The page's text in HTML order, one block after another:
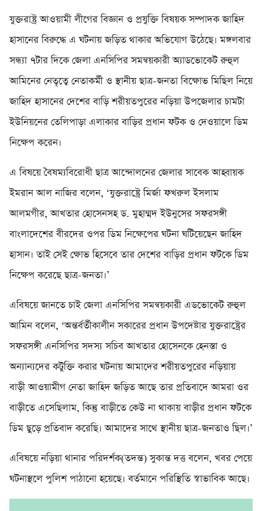
যুক্তরাষ্ট্র আওয়ামী লীগের বিজ্ঞান ও প্রযুক্তি বিষয়ক সম্পাদক জাহিদ
হাসানের বিরুদ্ধে এ ঘটনায় জড়িত থাকার অভিযোগ উঠেছে। মঙ্গলবার
সন্ধ্যা ৭টার দিকে জেলা এনসিপির সমন্বয়কারী অ্যাডভোকেট রুহুল
আমিনের নেতৃত্বে নেতাকর্মী ও স্থানীয় ছাত্র-জনতা বিক্ষোভ মিছিল নিয়ে
জাহিদ হাসানের দেশের বাড়ি শরীয়তপুরের নড়িয়া উপজেলার চামটা
ইউনিয়নের তেলিপাড়া এলাকার বাড়ির প্রধান ফটক ও দেওয়ালে ডিম
নিক্ষেপ করেন।
এ বিষয়ে বৈষম্যবিরোধী ছাত্র আন্দোলনের জেলার সাবেক আহ্বায়ক
ইমরান আল নাজির বলেন, ‌‘যুক্তরাষ্ট্রে মির্জা ফখরুল ইসলাম
আলমগীর, আখতার হোসেনসহ ড. মুহাম্মদ ইউনুসের সফরসঙ্গী
বাংলাদেশের বীরদের ওপর ডিম নিক্ষেপের ঘটনা ঘটিয়েছেন জাহিদ
হাসান। তাই সেই ক্ষোভ হিসেবে তার দেশের বাড়ির প্রধান ফটকে ডিম
নিক্ষেপ করেছে ছাত্র-জনতা।’
এবিষয়ে জানতে চাই জেলা এনসিপির সমন্বয়কারী এডভোকেট রুহুল
আমিন বলেন, ‘অন্তর্বর্তীকালীন সকারের প্রধান উপদেষ্টার যুক্তরাষ্ট্রের
সফরসঙ্গী এনসিপির সদস্য সচিব আখতার হোসেনকে হেনস্তা ও
অন্যান্যদের কটুক্তি করার ঘটনায় আমাদের শরীয়তপুরের নড়িয়ায়
বাড়ী আওয়ামীগ নেতা জাহিদ জড়িত আছে তার প্রতিবাদে আমরা ওর
বাড়ীতে এসেছিলাম, কিন্তু বাড়ীতে কেউ না থাকায় বাড়ীর প্রধান ফটকে
ডিম ছুড়ে প্রতিবাদ করেছি। আমাদের সাথে স্থানীয় ছাত্র-জনতাও ছিল।’
এবিষয়ে নড়িয়া থানার পরিদর্শক(তদন্ত) সুকান্ত দত্ত বলেন, খবর পেয়ে
ঘটনাস্থলে পুলিশ পাঠানো হয়েছে। বর্তমানে পরিস্থিতি স্বাভাবিক আছে।